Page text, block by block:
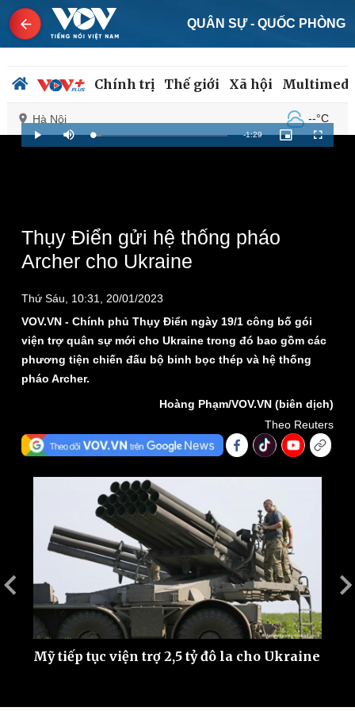
QUÂN SỰ - QUỐC PHÒNG
Chính trị Thế giới Xã hội
Hà Nội --°C
Tổ chức nhân sự
Quốc hội
Nhận diện sự thật
Dự báo thời tiết
Giáo dục
Thế giới
Cuộc sống đó đây
Hồ sơ
Multimedia
Ảnh
E-Magazine
Infographic
Play Mute Loaded:
7.00%
Remaining
-1:29
Picture-
in-
Fullscreen
Thụy Điển gửi hệ thống pháo
Archer cho Ukraine
Thứ Sáu, 10:31, 20/01/2023
VOV.VN - Chính phủ Thụy Điển ngày 19/1 công bố gói
viện trợ quân sự mới cho Ukraine trong đó bao gồm các
phương tiện chiến đấu bộ binh bọc thép và hệ thống
pháo Archer.
Hoàng Phạm/VOV.VN (biên dịch)
Theo Reuters
Mỹ tiếp tục viện trợ 2,5 tỷ đô la cho Ukraine